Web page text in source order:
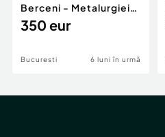
Berceni - Metalurgiei
Park - Postalionul
350 eur
Bucuresti 6 luni în urmă